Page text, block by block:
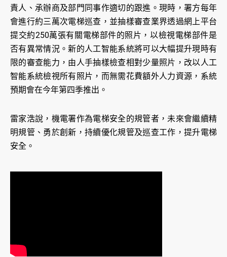
責人、承辦商及部門同事作適切的跟進。現時，署方每年
會進行約三萬次電梯巡查，並抽樣審查業界透過網上平台
提交約250萬張有關電梯部件的照片，以檢視電梯部件是
否有異常情況。新的人工智能系統將可以大幅提升現時有
限的審查能力，由人手抽樣檢查相對少量照片，改以人工
智能系統檢視所有照片，而無需花費額外人力資源，系統
預期會在今年第四季推出。
雷家浩說，機電署作為電梯安全的規管者，未來會繼續精
明規管、勇於創新，持續優化規管及巡查工作，提升電梯
安全。